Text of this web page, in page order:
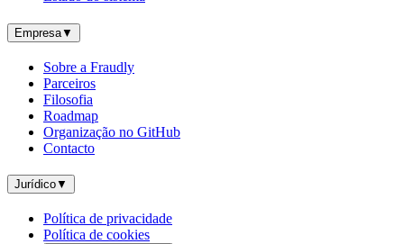
Empresa▼
Sobre a Fraudly
Parceiros
Filosofia
Roadmap
Organização no GitHub
Contacto
Jurídico▼
Política de privacidade
Política de cookies